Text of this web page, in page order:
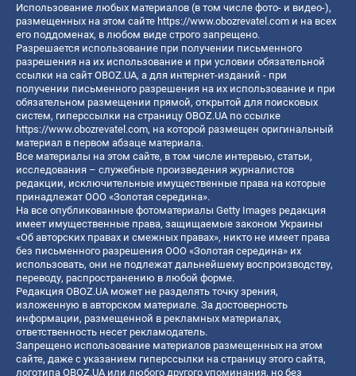
Использование любых материалов (в том числе фото- и видео-),
размещенных на этом сайте https://www.obozrevatel.com и на всех
его поддоменах, в любом виде строго запрещено.
Разрешается использование при получении письменного
разрешения на их использование и при условии обязательной
ссылки на сайт OBOZ.UA, а для интернет-изданий - при
получении письменного разрешения на их использование и при
обязательном размещении прямой, открытой для поисковых
систем, гиперссылки на страницу OBOZ.UA по ссылке
https://www.obozrevatel.com, на которой размещен оригинальный
материал в первом абзаце материала.
Все материалы на этом сайте, в том числе интервью, статьи,
исследования – служебные произведения журналистов
редакции, исключительные имущественные права на которые
принадлежат ООО «Золотая середина».
На все опубликованные фотоматериалы Getty Images редакция
имеет имущественные права, защищаемые законом Украины
«Об авторских правах и смежных правах», никто не имеет права
без письменного разрешения ООО «Золотая середина» их
использовать, они не подлежат дальнейшему воспроизводству,
переводу, распространению в любой форме.
Редакция OBOZ.UA может не разделять точку зрения,
изложенную в авторском материале. За достоверность
информации, размещенной в рекламных материалах,
ответственность несет рекламодатель.
Запрещено использование материалов размещенных на этом
сайте, даже с указанием гиперссылки на страницу этого сайта,
логотипа OBOZ.UA или любого другого упоминания, но без